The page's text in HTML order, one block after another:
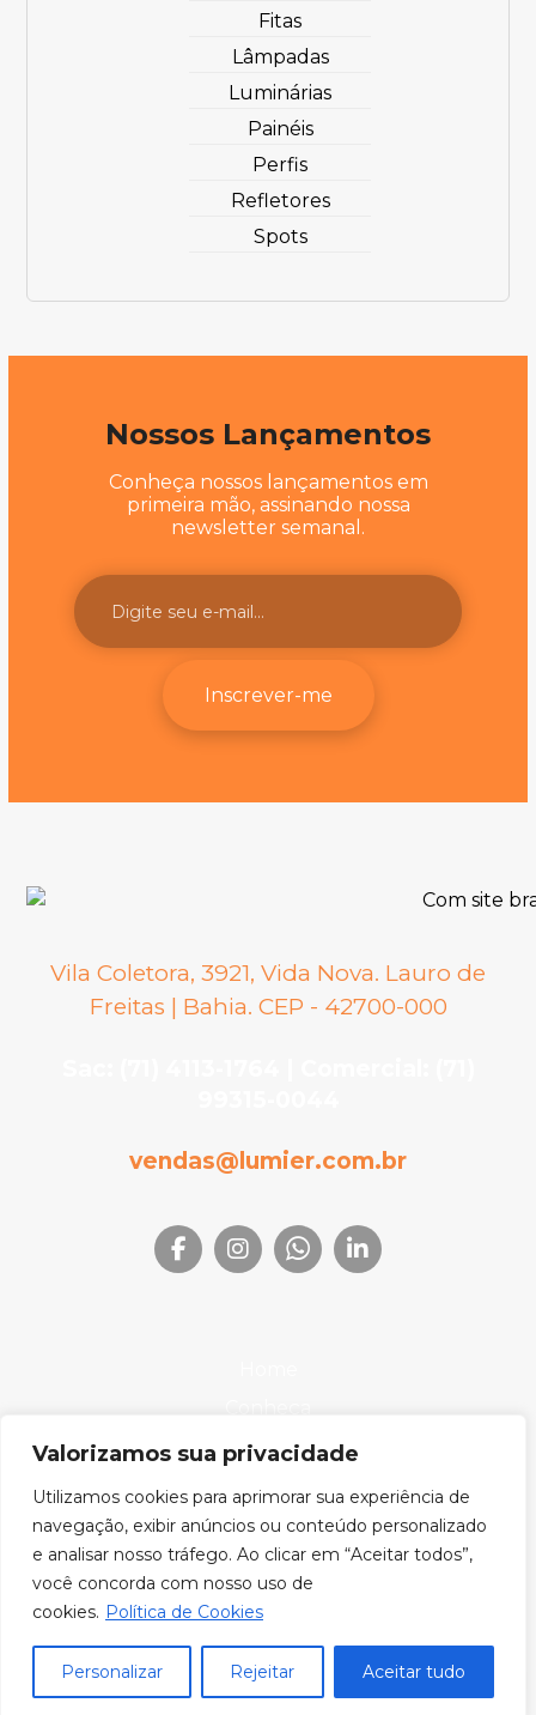
Valorizamos sua privacidade
Utilizamos cookies para aprimorar sua experiência de
navegação, exibir anúncios ou conteúdo personalizado
e analisar nosso tráfego. Ao clicar em “Aceitar todos”,
você concorda com nosso uso de
cookies. Política de Cookies
Personalizar Rejeitar Aceitar tudo
Fitas
Lâmpadas
Luminárias
Painéis
Perfis
Refletores
Spots
Nossos Lançamentos
Conheça nossos lançamentos em
primeira mão, assinando nossa
newsletter semanal.
Inscrever-me
Vila Coletora, 3921, Vida Nova. Lauro de
Freitas | Bahia. CEP - 42700-000
vendas@lumier.com.br
Produtos
Onde Encontrar
Downloads
Blog
CNPJ: 10.317.038/0001-46